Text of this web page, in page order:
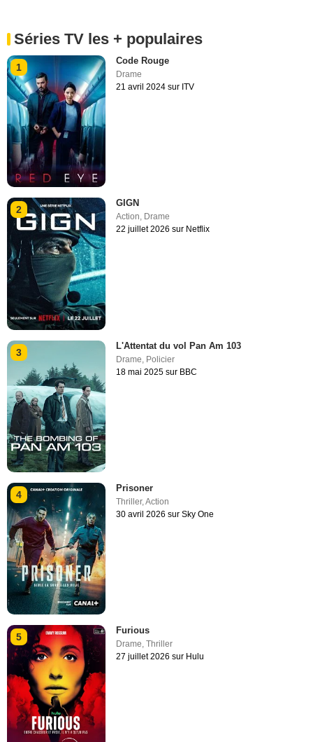
Séries TV les + populaires
1
Code Rouge
Drame
21 avril 2024 sur ITV
2
GIGN
Action, Drame
22 juillet 2026 sur Netflix
3
L'Attentat du vol Pan Am 103
Drame Policier
18 mai 2025 sur BBC
4
Prisoner
Thriller,Action
30 avril 2026 sur Sky One
5
Furious
Drame,Thriller
27 juillet 2026 sur Hulu